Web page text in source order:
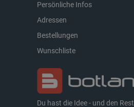
Persönliche Infos
Adressen
Bestellungen
Wunschliste
Du hast die Idee - und den Rest